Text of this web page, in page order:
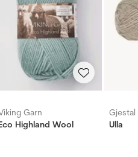
Garn
Highland Wool
Gjestal
Ulla